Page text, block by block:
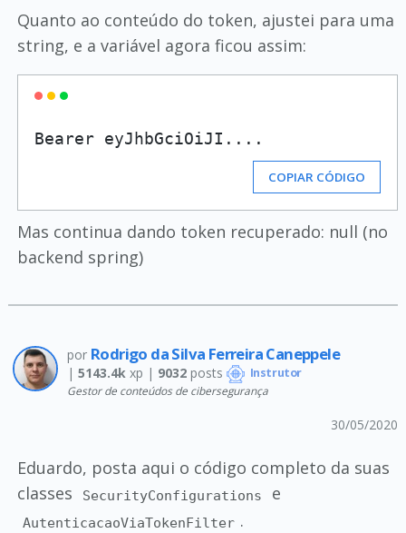
Quanto ao conteúdo do token, ajustei para uma
string, e a variável agora ficou assim:
Bearer eyJhbGciOiJI....
COPIAR CÓDIGO
Mas continua dando token recuperado: null (no
backend spring)
por Rodrigo da Silva Ferreira Caneppele
| 5143.4k xp | 9032posts Instrutor
Gestor de conteúdos de cibersegurança
30/05/2020
Eduardo, posta aqui o código completo da suas
classes
SecurityConfigurations e
AutenticacaoViaTokenFilter .